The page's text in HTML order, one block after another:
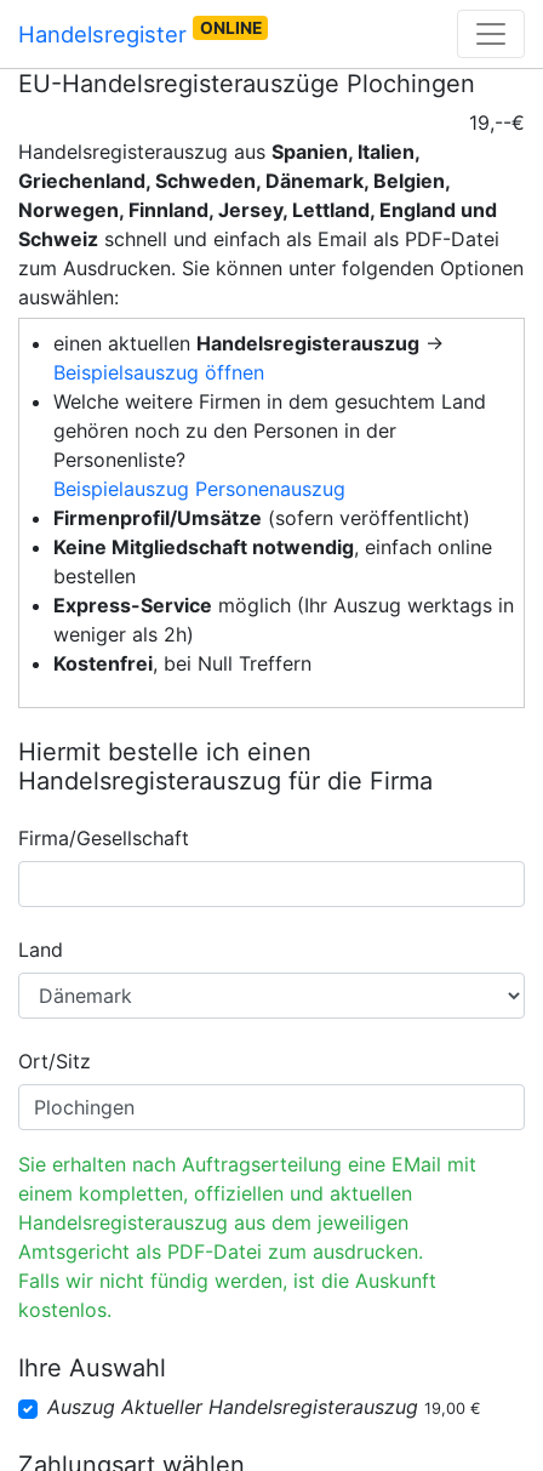
Handelsregister ONLINE
EU-Handelsregisterauszüge Plochingen
19,--€
Handelsregisterauszug aus Spanien, Italien,
Griechenland, Schweden, Dänemark, Belgien,
Norwegen, Finnland, Jersey, Lettland, England und
Schweiz schnell und einfach als Email als PDF-Datei
zum Ausdrucken. Sie können unter folgenden Optionen
auswählen:
einen aktuellen Handelsregisterauszug →
Beispielsauszug öffnen
Welche weitere Firmen in dem gesuchtem Land
gehören noch zu den Personen in der
Personenliste?
Beispielauszug Personenauszug
Firmenprofil/Umsätze (sofern veröffentlicht)
Keine Mitgliedschaft notwendig, einfach online
bestellen
Express-Service möglich (Ihr Auszug werktags in
weniger als 2h)
Kostenfrei, bei Null Treffern
Hiermit bestelle ich einen
Handelsregisterauszug für die Firma
Firma/Gesellschaft
Land
Ort/Sitz
Sie erhalten nach Auftragserteilung eine EMail mit
einem kompletten, offiziellen und aktuellen
Handelsregisterauszug aus dem jeweiligen
Amtsgericht als PDF-Datei zum ausdrucken.
Falls wir nicht fündig werden, ist die Auskunft
kostenlos.
Ihre Auswahl
Auszug Aktueller Handelsregisterauszug 19,00 €
Zahlungsart wählen